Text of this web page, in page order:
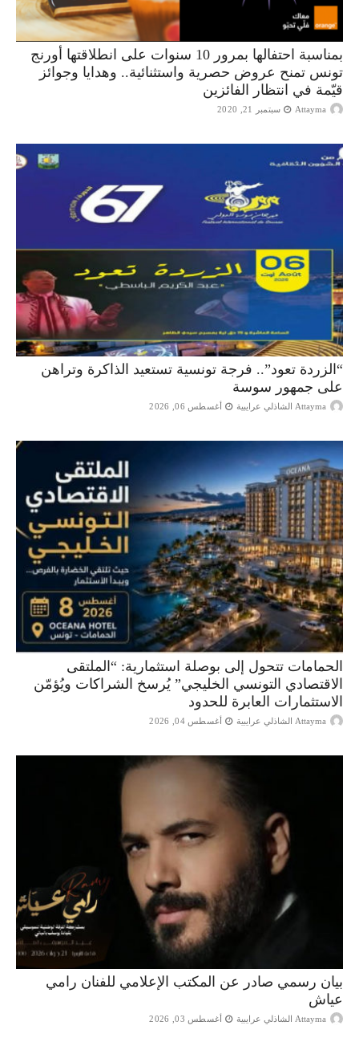
بمناسبة احتفالها بمرور 10 سنوات على انطلاقتها أورنج
تونس تمنح عروض حصرية واستثنائية.. وهدايا وجوائز
قيّمة في انتظار الفائزين
Attayma سبتمبر 21, 2020
“الزردة تعود”.. فرجة تونسية تستعيد الذاكرة وتراهن
على جمهور سوسة
Attayma الشاذلي عرايبية أغسطس 06, 2026
الحمامات تتحول إلى بوصلة استثمارية: “الملتقى
الاقتصادي التونسي الخليجي” يُرسخ الشراكات ويُؤمّن
الاستثمارات العابرة للحدود
Attayma الشاذلي عرايبية أغسطس 04, 2026
بيان رسمي صادر عن المكتب الإعلامي للفنان رامي
عياش
Attayma الشاذلي عرايبية أغسطس 03, 2026